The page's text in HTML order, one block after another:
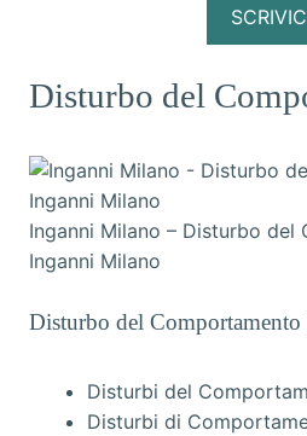
Disturbo del
Inganni Milano – Disturbo del
Inganni Milano
Disturbo del
Disturbi del
Disturbi di